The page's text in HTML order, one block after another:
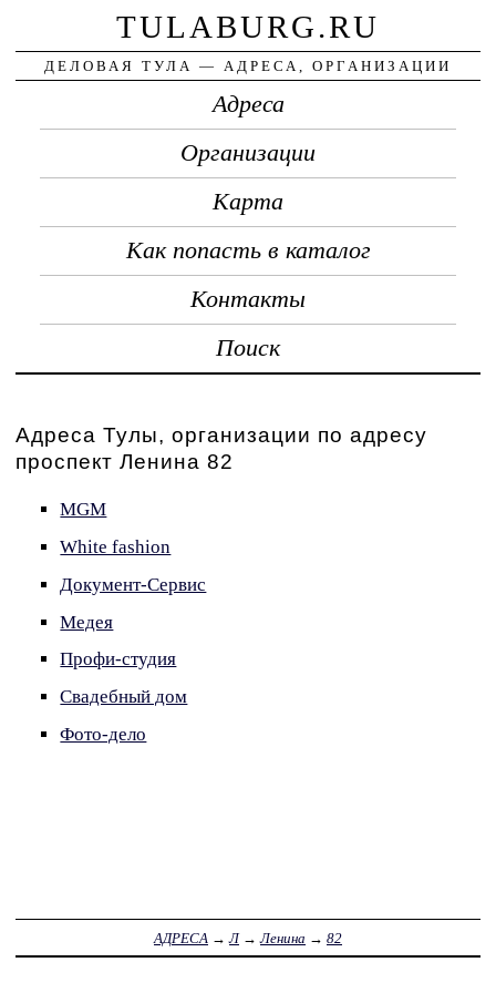
TULABURG.RU
ДЕЛОВАЯ ТУЛА — АДРЕСА, ОРГАНИЗАЦИИ
Адреса
Организации
Карта
Как попасть в каталог
Контакты
Поиск
Адреса Тулы, организации по адресу
проспект Ленина 82
MGM
White fashion
Документ-Сервис
Медея
Профи-студия
Свадебный дом
Фото-дело
АДРЕСА →Л→Ленина → 82